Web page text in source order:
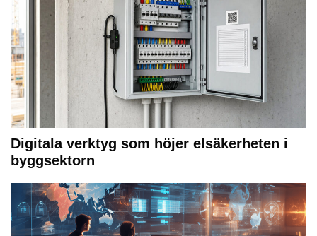
Digitala verktyg som höjer elsäkerheten i
byggsektorn